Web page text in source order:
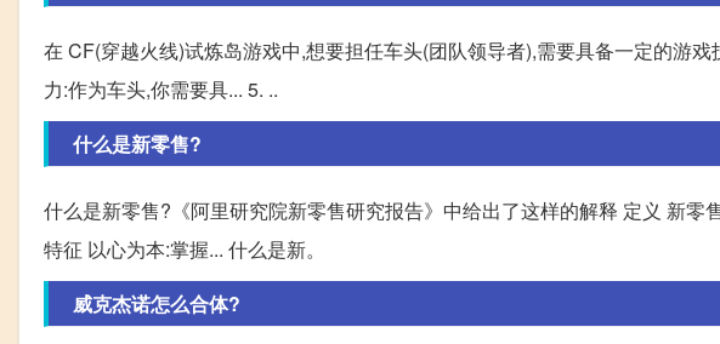
在 CF(穿越火线)试炼岛游戏中,想要担任车头(团队领导者),需要具备一定的游
力:作为车头,你需要具... 5. ..
什么是新零售?
什么是新零售?《阿里研究院新零售研究报告》中给出了这样的解释 定义 新
特征 以心为本:掌握... 什么是新。
威克杰诺怎么合体?